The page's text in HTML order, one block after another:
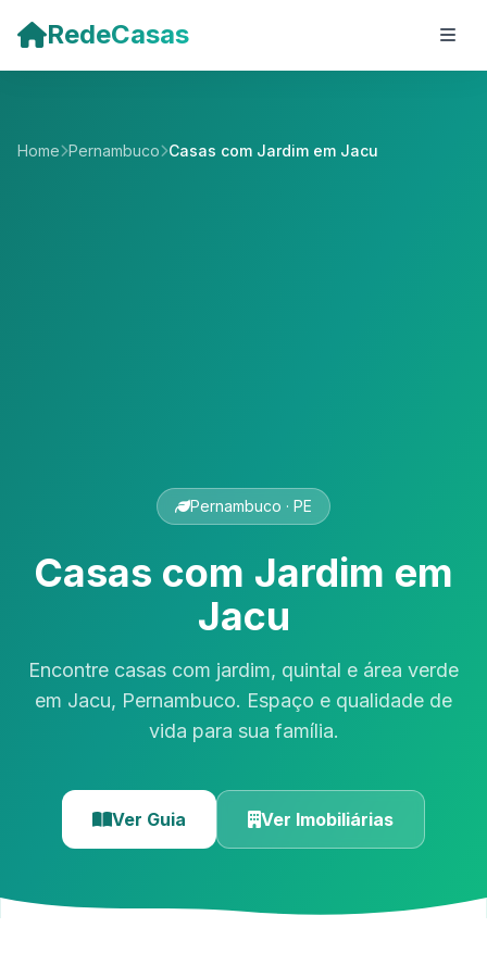
RedeCasas
Home Pernambuco Casas com Jardim em Jacu
Pernambuco · PE
Casas com Jardim em
Jacu
Encontre casas com jardim, quintal e área verde
em Jacu, Pernambuco. Espaço e qualidade de
vida para sua família.
Ver Guia Ver Imobiliárias